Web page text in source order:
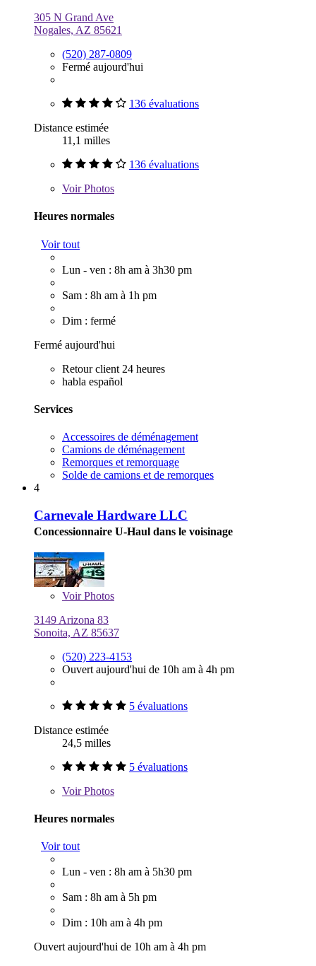
305 N Grand Ave
Nogales, AZ 85621
(520) 287-0809
Fermé aujourd'hui
136 évaluations
Distance estimée
11,1 milles
136 évaluations
VoirPhotos
Heures normales
Voir tout
Lun - ven : 8h am à 3h30 pm
Sam : 8h am à 1h pm
Dim : fermé
Fermé aujourd'hui
Retour client 24 heures
habla español
Services
Accessoires de déménagement
Camions de déménagement
Remorques et remorquage
Solde de camions et de remorques
4
Carnevale Hardware LLC
Concessionnaire U-Haul dans le voisinage
VoirPhotos
3149 Arizona 83
Sonoita, AZ 85637
(520) 223-4153
Ouvert aujourd'hui de 10h am à 4h pm
5 évaluations
Distance estimée
24,5 milles
5 évaluations
VoirPhotos
Heures normales
Voir tout
Lun - ven : 8h am à 5h30 pm
Sam : 8h am à 5h pm
Dim : 10h am à 4h pm
Ouvert aujourd'hui de 10h am à 4h pm